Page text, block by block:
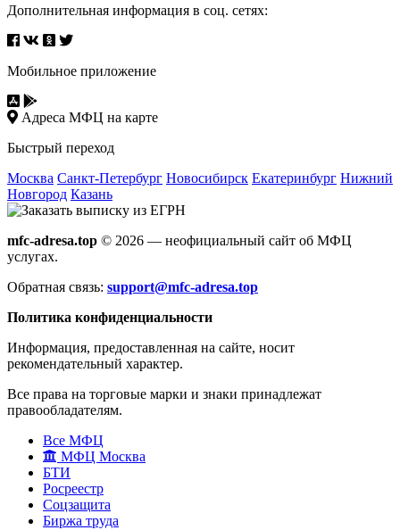
Дополнительная информация в соц. сетях:
Мобильное приложение
Адреса МФЦ на карте
Быстрый переход
Москва Санкт-Петербург Новосибирск Екатеринбург Нижний
Новгород Казань
mfc-adresa.top © 2026 — неофициальный сайт об МФЦ
услугах.
Обратная связь: support@mfc-adresa.top
Политика конфиденциальности
Информация, предоставленная на сайте, носит
рекомендательный характер.
Все права на торговые марки и знаки принадлежат
правообладателям.
Все МФЦ
МФЦ Москва
БТИ
Росреестр
Соцзащита
Биржа труда